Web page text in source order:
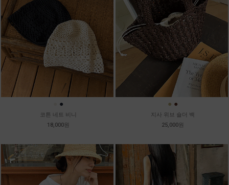
●
코튼 네트 비니
18,000원
● ●
지사 위브 숄더 백
25,000원